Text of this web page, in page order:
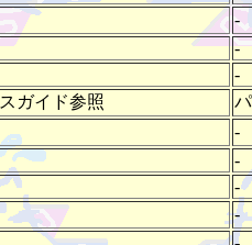
-
-
-
ガイド参照
-
-
-
-